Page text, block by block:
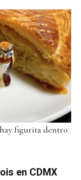
figurita dentro
en CDMX